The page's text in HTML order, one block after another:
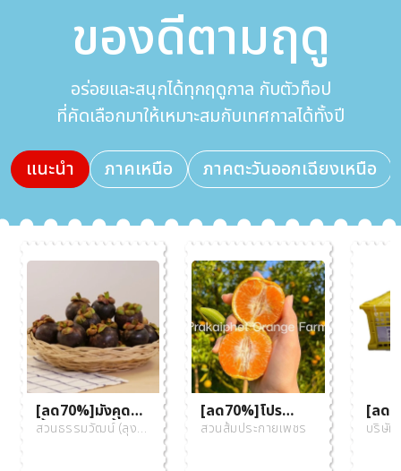
ของดีตามฤดู
อร่อยและสนุกได้ทุกฤดูกาล กับตัวท็อป
ที่คัดเลือกมาให้เหมาะสมกับเทศกาลได้ทั้งปี
แนะนำ
ภาคเหนือ ภาคตะวันออกเฉียงเหนือ
[ลด70%]มังคุดลุ่ม
น้ำหลังสวน น้ำหนัก
สวนธรรมวัฒน์ (ลุง
[ลด70%]โปร
พิเศษ 100 กล่อง
สวนส้มประกายเพชร
[ลด
มังคุ
บริษัท